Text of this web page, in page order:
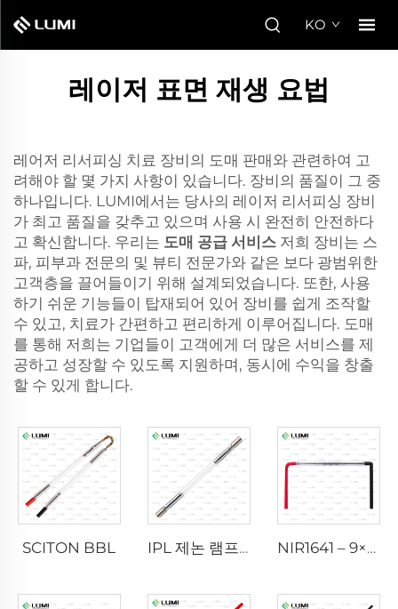
KO
레이저 표면 재생 요법
레어저 리서피싱 치료 장비의 도매 판매와 관련하여 고
려해야 할 몇 가지 사항이 있습니다. 장비의 품질이 그 중
하나입니다. LUMI에서는 당사의 레이저 리서피싱 장비
가 최고 품질을 갖추고 있으며 사용 시 완전히 안전하다
고 확신합니다. 우리는 도매 공급 서비스 저희 장비는 스
파, 피부과 전문의 및 뷰티 전문가와 같은 보다 광범위한
고객층을 끌어들이기 위해 설계되었습니다. 또한, 사용
하기 쉬운 기능들이 탑재되어 있어 장비를 쉽게 조작할
수 있고, 치료가 간편하고 편리하게 이루어집니다. 도매
를 통해 저희는 기업들이 고객에게 더 많은 서비스를 제
공하고 성장할 수 있도록 지원하며, 동시에 수익을 창출
할 수 있게 합니다.
SCITON BBL IPL 제논 램프 P1640 – 7×47×110mm NIR1641 – 9×45×110 mm